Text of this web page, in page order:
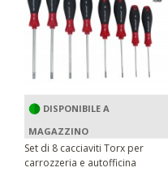
DISPONIBILE A
MAGAZZINO
Set di 8 cacciaviti Torx per
carrozzeria e autofficina